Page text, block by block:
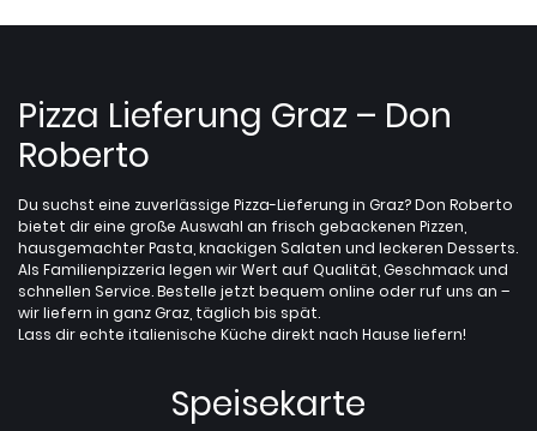
Pizza Lieferung Graz – Don
Roberto
Du suchst eine zuverlässige Pizza-Lieferung in Graz? Don Roberto
bietet dir eine große Auswahl an frisch gebackenen Pizzen,
hausgemachter Pasta, knackigen Salaten und leckeren Desserts.
Als Familienpizzeria legen wir Wert auf Qualität, Geschmack und
schnellen Service. Bestelle jetzt bequem online oder ruf uns an –
wir liefern in ganz Graz, täglich bis spät.
Lass dir echte italienische Küche direkt nach Hause liefern!
Speisekarte